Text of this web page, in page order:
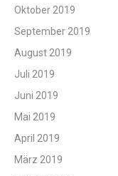
Oktober 2019
September 2019
August 2019
Juli 2019
Juni 2019
Mai 2019
April 2019
März 2019